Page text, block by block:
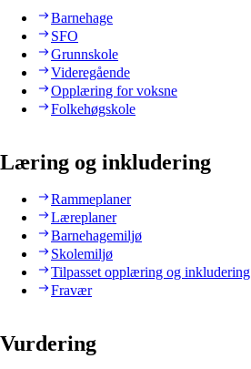
Barnehage
SFO
Grunnskole
Videregående
Opplæring for voksne
Folkehøgskole
Læring og inkludering
Rammeplaner
Læreplaner
Barnehagemiljø
Skolemiljø
Tilpasset opplæring og inkludering
Fravær
Vurdering